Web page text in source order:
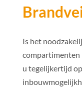
Is het
compartimenten
u tegelijkertijd